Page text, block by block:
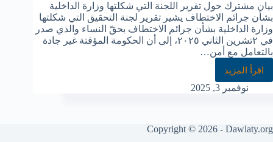
بيان مشترك حول تقرير اللجنة التي شكلتها وزارة الداخلية
بشأن جرائم الاختطاف يشير تقرير لجنة التحقيق التي شكلتها
وزارة الداخلية بشأن جرائم الاختطاف بحقّ النساء والذي صدر
في ٢تشرين الثاني ٢٠٢٥، إلى أن الحكومة المؤقتة غير جادة
بالتعامل مع أمن…
اقرأ المزيد
نوفمبر 3, 2025
Copyright © 2026 - Dawlaty.org